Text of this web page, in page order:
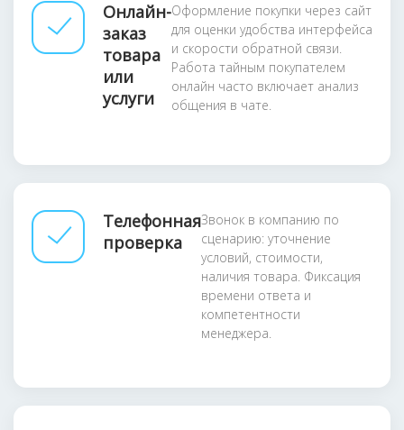
Онлайн-
заказ
товара
или
услуги
Оформление покупки через сайт
для оценки удобства интерфейса
и скорости обратной связи.
Работа тайным покупателем
онлайн часто включает анализ
общения в чате.
Телефонная
проверка
Звонок в компанию по
сценарию: уточнение
условий, стоимости,
наличия товара. Фиксация
времени ответа и
компетентности
менеджера.